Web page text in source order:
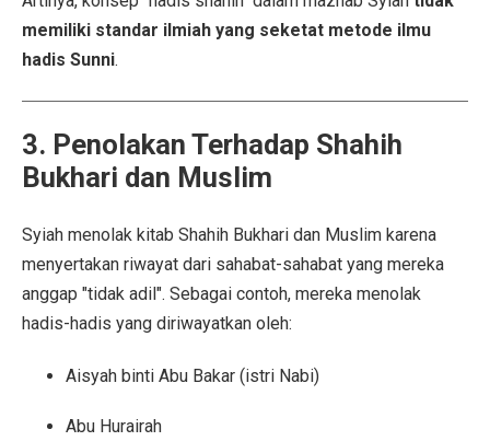
memiliki standar ilmiah yang seketat metode ilmu
hadis Sunni.
3. Penolakan Terhadap Shahih
Bukhari dan Muslim
Syiah menolak kitab Shahih Bukhari dan Muslim karena
menyertakan riwayat dari sahabat-sahabat yang mereka
anggap "tidak adil". Sebagai contoh, mereka menolak
hadis-hadis yang diriwayatkan oleh:
Aisyah binti Abu Bakar (istri Nabi)
Abu Hurairah